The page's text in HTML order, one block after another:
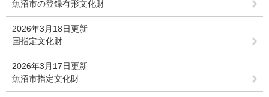
魚沼市の登録有形文化財
2026年3月18日更新
国指定文化財
2026年3月17日更新
魚沼市指定文化財